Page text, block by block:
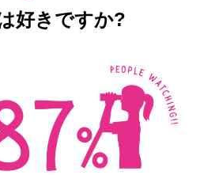
好きですか?